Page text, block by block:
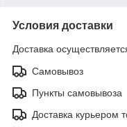
Условия доставки
Доставка
Самовывоз
Пункты самовывоза
Доставка курьером